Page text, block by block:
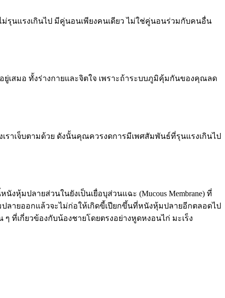
นแรงเกินไป มีคู่นอนเพียงคนเดียว ไม่ใช่คู่นอนร่วมกับคนอื่น
เสมอ ทั้งร่างกายและจิตใจ เพราะถ้าระบบภูมิคุ้มกันของคุณลด
าเจ็บตามด้วย ดังนั้นคุณควรงดการมีเพศสัมพันธ์ที่รุนแรงเกินไป
มปลายส่วนในยังเป็นเยื่อบุส่วนแฉะ (Mucous Membrane) ที่
ลายออกแล้วจะไม่ก่อให้เกิดขี้เปียกขึ้นที่หนังหุ้มปลายอีกตลอดไป
ที่เกี่ยวข้องกับน้องชายโดยตรงอย่างหูดหงอนไก่ มะเร็ง